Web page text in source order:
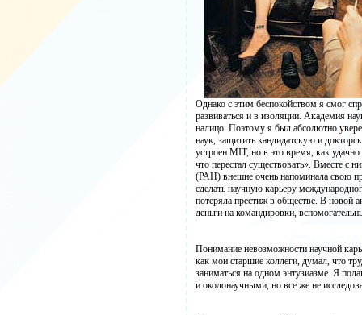
Однако с этим беспокойством я смог
развиваться и в изоляции. Академия
налицо. Поэтому я был абсолютно
наук, защитить кандидатскую и
устроен MIT, но в это время, как
что перестал существовать». Вместе с
(РАН) внешне очень напоминала свою
сделать научную карьеру
потеряла престиж в обществе. В новой
деньги на командировки,
Понимание невозможности научной
как мои старшие коллеги, думал, что
заниматься на одном энтузиазме. Я
и околонаучными, но все же не